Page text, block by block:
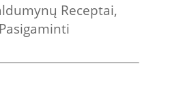
Receptai,